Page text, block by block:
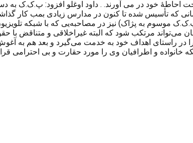
که تأسیس شده تا کنون در مدارس زیادی بمب کار
موسوم به پژاک) نیز در مصاحبه‌یی که با شبکه
می‌تواند مرتکب شود که البته غیراخلاقی و متناقض با
با فریب نوجوانان و بعضاً کودکان زیر ۱۸ سال، آنها را در راستای اهداف
خانواده و اطرافیان وی را مورد حقارت و بی احترامی